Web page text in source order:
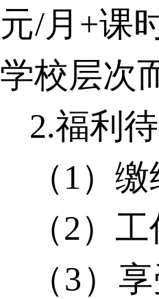
元/月 +课
学校层次
2.福利
（ 1 ）
（2）
（3 ）